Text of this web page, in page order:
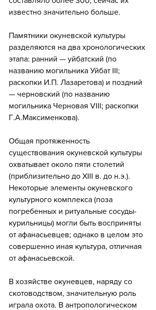
известно значительно больше.
Памятники окуневской культуры
разделяются на два хронологических
этапа: ранний — уйбатский (по
названию могильника Уйбат III;
раскопки И.П. Лазаретова) и поздний
— черновский (по названию
могильника Черновая VIII; раскопки
Г.А.Максименкова).
Общая протяженность
существования окуневской культуры
охватывает около пяти столетий
(приблизительно до XIII в. до н.э.).
Некоторые элементы окуневского
культурного комплекса (поза
погребенных и ритуальные сосуды-
курильницы) могли быть восприняты
от афанасьевцев; однако в целом это
совершенно иная культура, отличная
от афанасьевской.
В хозяйстве окуневцев, наряду со
скотоводством, значительную роль
играла охота. В антропологическом